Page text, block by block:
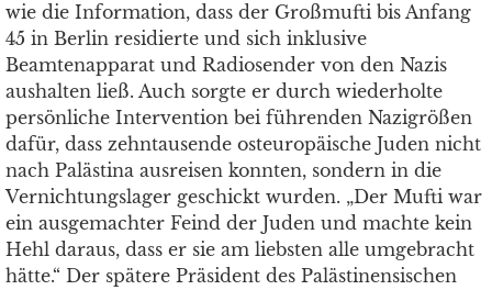
wie die Information, dass der Großmufti bis Anfang
45 in Berlin residierte und sich inklusive
Beamtenapparat und Radiosender von den Nazis
aushalten ließ. Auch sorgte er durch wiederholte
persönliche Intervention bei führenden Nazigrößen
dafür, dass zehntausende osteuropäische Juden nicht
nach Palästina ausreisen konnten, sondern in die
Vernichtungslager geschickt wurden. „Der Mufti war
ein ausgemachter Feind der Juden und machte kein
Hehl daraus, dass er sie am liebsten alle umgebracht
hätte.“ Der spätere Präsident des Palästinensischen